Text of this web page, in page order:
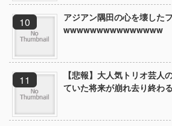
アジアン隅田の心を壊した
wwwwwwwwwwwwwww
【悲報】大人気トリオ芸人
ていた将来が崩れ去り終わる